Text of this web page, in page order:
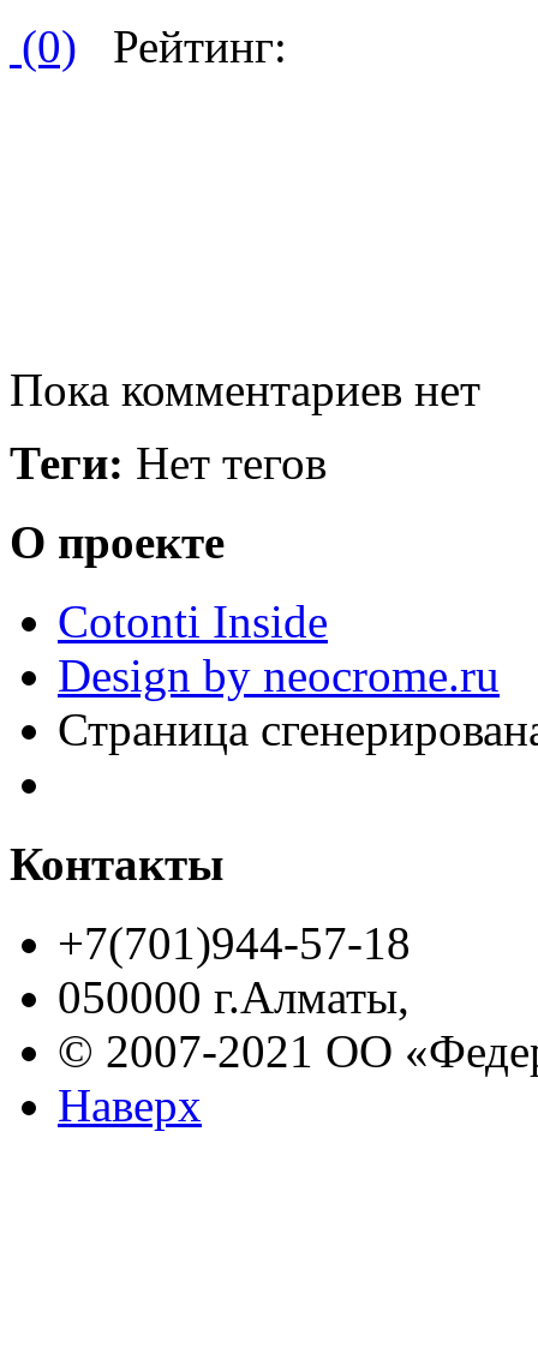
(0) Рейтинг:
Пока комментариев нет
Теги: Нет тегов
О проекте
Cotonti Inside
Design by neocrome.ru
Страница
Контакты
+7(701)944-57-18
050000 г.Алматы,
© 2007-2021 ОО
Наверх